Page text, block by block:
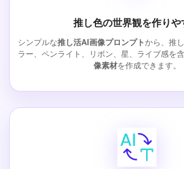
推し色の世界観を作りや
シンプルな推し活AI画像プロンプトから、推
ラー、ペンライト、リボン、星、ライブ感を
像素材を作成できます。